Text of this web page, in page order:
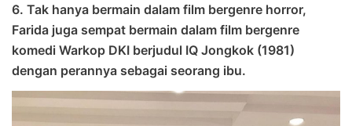
6. Tak hanya bermain dalam film bergenre horror,
Farida juga sempat bermain dalam film bergenre
komedi Warkop DKI berjudul IQ Jongkok (1981)
dengan perannya sebagai seorang ibu.